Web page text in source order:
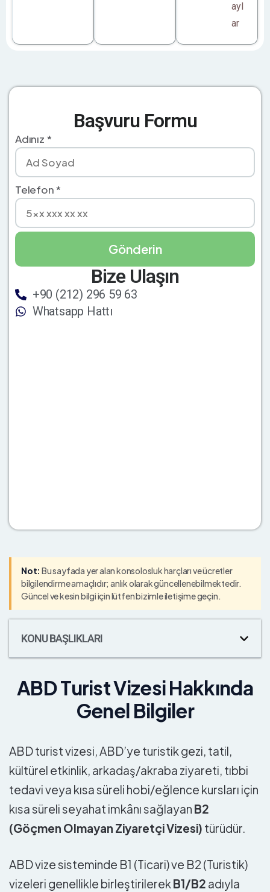
ayl
ar
Not: Bu sayfada yer alan konsolosluk harçları ve ücretler
bilgilendirme amaçlıdır; anlık olarak güncellenebilmektedir.
Güncel ve kesin bilgi için lütfen bizimle iletişime geçin.
KONU BAŞLIKLARI
ABD Turist Vizesi Hakkında
Genel Bilgiler
ABD turist vizesi, ABD’ye turistik gezi, tatil,
kültürel etkinlik, arkadaş/akraba ziyareti, tıbbi
tedavi veya kısa süreli hobi/eğlence kursları için
kısa süreli seyahat imkânı sağlayan B2
(Göçmen Olmayan Ziyaretçi Vizesi) türüdür.
ABD vize sisteminde B1 (Ticari) ve B2 (Turistik)
vizeleri genellikle birleştirilerek B1/B2 adıyla
Başvuru Formu
Adınız *
Telefon *
Bize Ulaşın
+90 (212) 296 59 63
Whatsapp Hattı